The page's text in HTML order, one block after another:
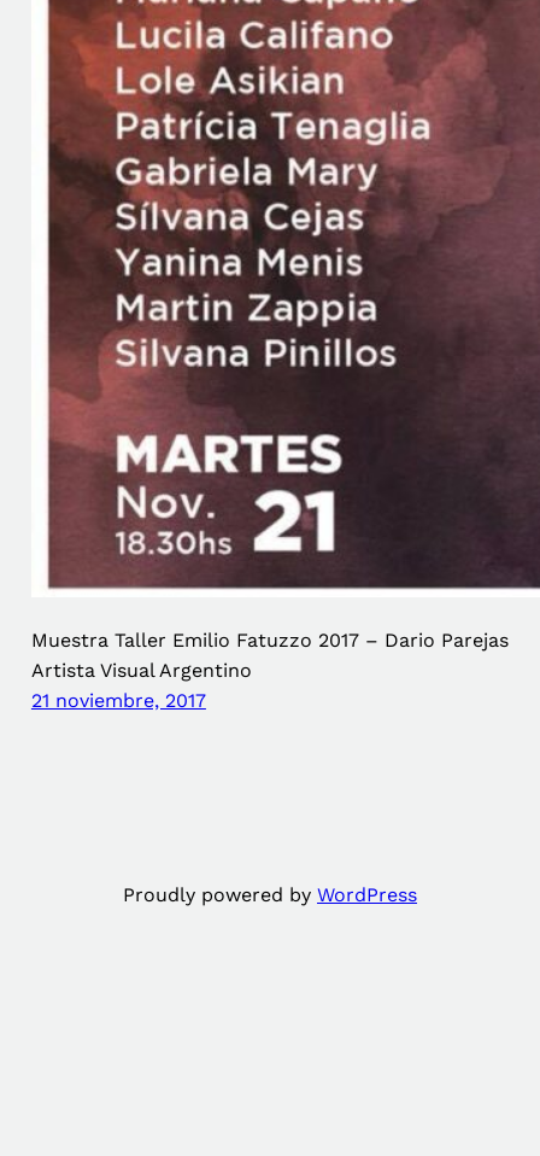
Muestra Taller Emilio Fatuzzo 2017 – Dario Parejas
Artista Visual Argentino
21 noviembre, 2017
Proudly powered by WordPress